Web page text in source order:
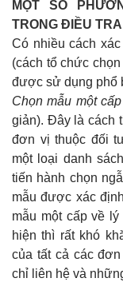
MỘT SỐ
TRONG ĐIỀU TRA
Có nhiều cách
(cách tổ chức
được sử dụng phổ
Chọn mẫu một cấp
giản). Đây là cách
đơn vị thuộc đối
một loại danh
tiến hành chọn
mẫu được xác
mẫu một cấp về
hiện thì rất khó
của tất cả các
chỉ liên hệ và